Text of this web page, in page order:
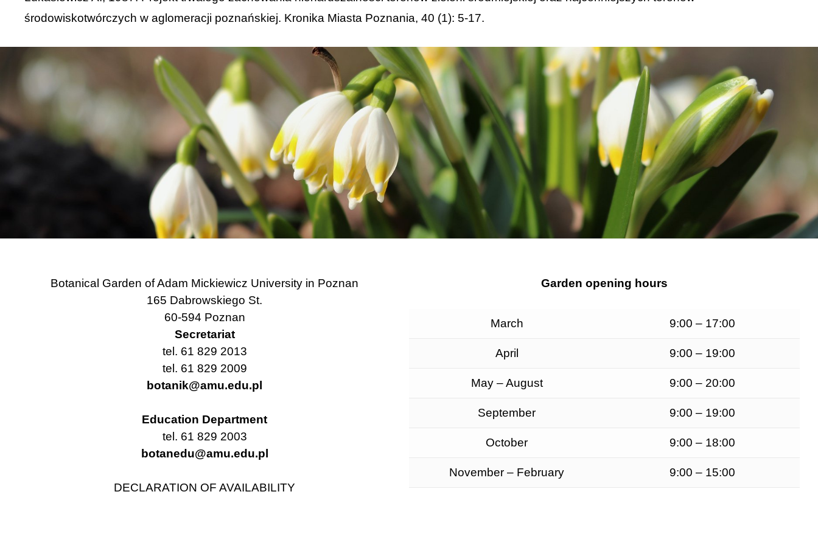
środowiskotwórczych w aglomeracji poznańskiej. Kronika Miasta Poznania, 40 (1): 5-17.
Botanical Garden of Adam Mickiewicz University in Poznan
165 Dabrowskiego St.
60-594 Poznan
Secretariat
tel. 61 829 2013
tel. 61 829 2009
botanik@amu.edu.pl
Education Department
tel. 61 829 2003
botanedu@amu.edu.pl
DECLARATION OF AVAILABILITY
Garden opening hours
March 9:00 – 17:00
April 9:00 – 19:00
May – August 9:00 – 20:00
September 9:00 – 19:00
October 9:00 – 18:00
November – February 9:00 – 15:00